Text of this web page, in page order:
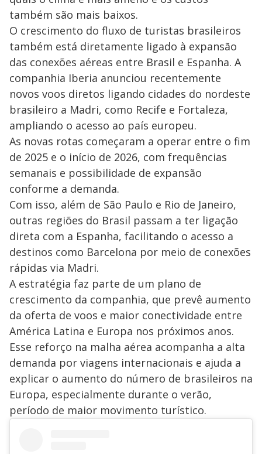
também são mais baixos.
O crescimento do fluxo de turistas brasileiros
também está diretamente ligado à expansão
das conexões aéreas entre Brasil e Espanha. A
companhia Iberia anunciou recentemente
novos voos diretos ligando cidades do nordeste
brasileiro a Madri, como Recife e Fortaleza,
ampliando o acesso ao país europeu.
As novas rotas começaram a operar entre o fim
de 2025 e o início de 2026, com frequências
semanais e possibilidade de expansão
conforme a demanda.
Com isso, além de São Paulo e Rio de Janeiro,
outras regiões do Brasil passam a ter ligação
direta com a Espanha, facilitando o acesso a
destinos como Barcelona por meio de conexões
rápidas via Madri.
A estratégia faz parte de um plano de
crescimento da companhia, que prevê aumento
da oferta de voos e maior conectividade entre
América Latina e Europa nos próximos anos.
Esse reforço na malha aérea acompanha a alta
demanda por viagens internacionais e ajuda a
explicar o aumento do número de brasileiros na
Europa, especialmente durante o verão,
período de maior movimento turístico.